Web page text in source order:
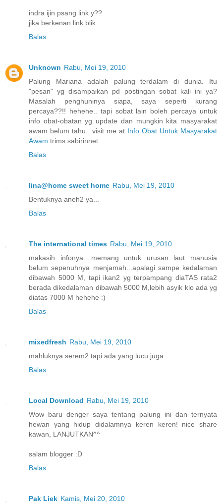
indra ijin psang link y??
jika berkenan link blik
Balas
Unknown Rabu, Mei 19, 2010
Palung Mariana adalah palung terdalam di dunia. Itu
"pesan" yg disampaikan pd postingan sobat kali ini ya?
Masalah penghuninya siapa, saya seperti kurang
percaya??!! hehehe.. tapi sobat lain boleh percaya untuk
info obat-obatan yg update dan mungkin kita masyarakat
awam belum tahu.. visit me at Info Obat Untuk Masyarakat
Awam trims sabirinnet.
Balas
lina@home sweet home Rabu, Mei 19, 2010
Bentuknya aneh2 ya...
Balas
The international times Rabu, Mei 19, 2010
makasih infonya....memang untuk urusan laut manusia
belum sepenuhnya menjamah...apalagi sampe kedalaman
dibawah 5000 M, tapi ikan2 yg terpampang diaTAS rata2
berada dikedalaman dibawah 5000 M,lebih asyik klo ada yg
diatas 7000 M hehehe :)
Balas
mixedfresh Rabu, Mei 19, 2010
mahluknya serem2 tapi ada yang lucu juga
Balas
Local Download Rabu, Mei 19, 2010
Wow baru denger saya tentang palung ini dan ternyata
hewan yang hidup didalamnya keren keren! nice share
kawan, LANJUTKAN^^
salam blogger :D
Balas
Pak Liek Kamis, Mei 20, 2010